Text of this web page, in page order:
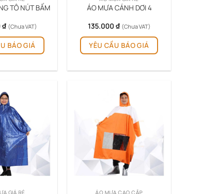
TÔ NÚT BẤM
₫ (Chưa VAT)
BÁO GIÁ
ÁO MƯA CÁNH DƠI 4
135.000 ₫ (Chưa VAT)
YÊU CẦU BÁO GIÁ